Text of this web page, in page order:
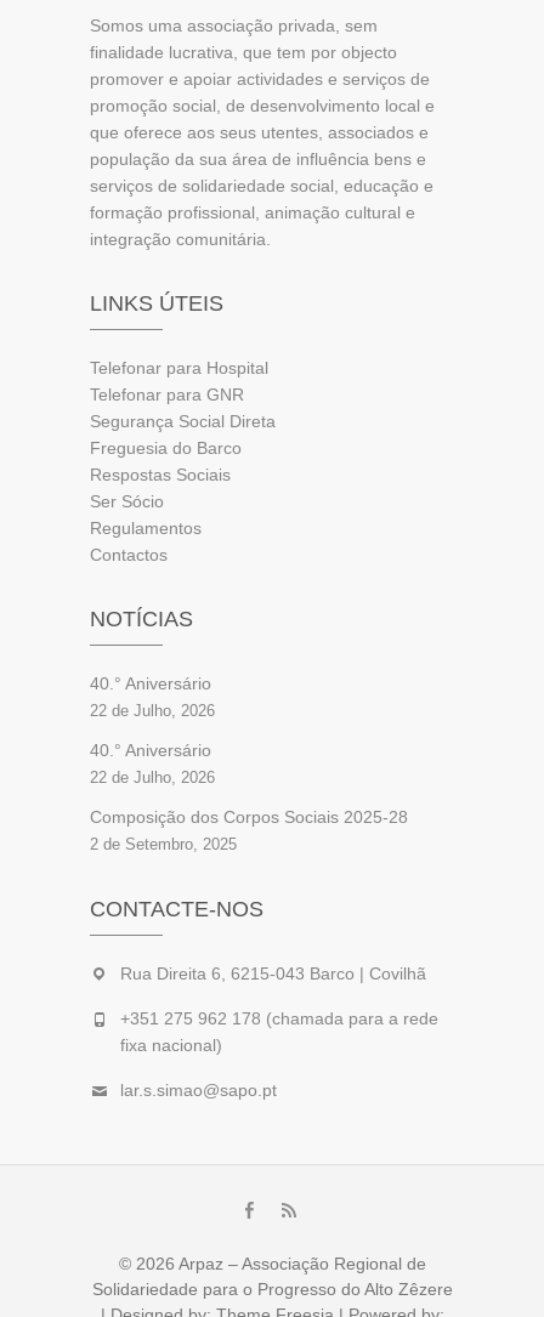
Somos uma associação privada, sem
finalidade lucrativa, que tem por objecto
promover e apoiar actividades e serviços de
promoção social, de desenvolvimento local e
que oferece aos seus utentes, associados e
população da sua área de influência bens e
serviços de solidariedade social, educação e
formação profissional, animação cultural e
integração comunitária.
LINKS ÚTEIS
Telefonar para Hospital
Telefonar para GNR
Segurança Social Direta
Freguesia do Barco
Respostas Sociais
Ser Sócio
Regulamentos
Contactos
NOTÍCIAS
40.° Aniversário
22 de Julho, 2026
40.° Aniversário
22 de Julho, 2026
Composição dos Corpos Sociais 2025-28
2 de Setembro, 2025
CONTACTE-NOS
Rua Direita 6, 6215-043 Barco | Covilhã
+351 275 962 178 (chamada para a rede
fixa nacional)
lar.s.simao@sapo.pt
Facebook
© 2026 Arpaz – Associação Regional de
Solidariedade para o Progresso do Alto Zêzere